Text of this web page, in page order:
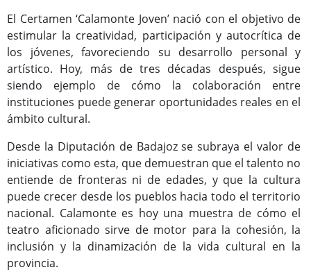
El Certamen ‘Calamonte Joven’ nació con el objetivo de
estimular la creatividad, participación y autocrítica de
los jóvenes, favoreciendo su desarrollo personal y
artístico. Hoy, más de tres décadas después, sigue
siendo ejemplo de cómo la colaboración entre
instituciones puede generar oportunidades reales en el
ámbito cultural.
Desde la Diputación de Badajoz se subraya el valor de
iniciativas como esta, que demuestran que el talento no
entiende de fronteras ni de edades, y que la cultura
puede crecer desde los pueblos hacia todo el territorio
nacional. Calamonte es hoy una muestra de cómo el
teatro aficionado sirve de motor para la cohesión, la
inclusión y la dinamización de la vida cultural en la
provincia.